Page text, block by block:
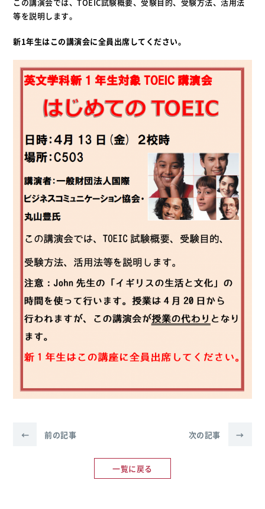
等を説明します。
新1年生はこの講演会に全員出席してください。
← 前の記事
一覧に戻る
次の記事 →